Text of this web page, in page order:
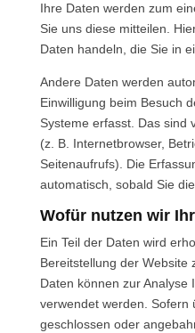
Ihre Daten werden zum
Sie uns diese mitteilen.
Daten handeln, die Sie in
Andere Daten werden
Einwilligung beim Besuch
Systeme erfasst. Das sind
(z. B. Internetbrowser,
Seitenaufrufs). Die
automatisch, sobald Sie
Wofür nutzen wir
Ein Teil der Daten wird
Bereitstellung der Website
Daten können zur Analyse
verwendet werden. Sofern
geschlossen oder